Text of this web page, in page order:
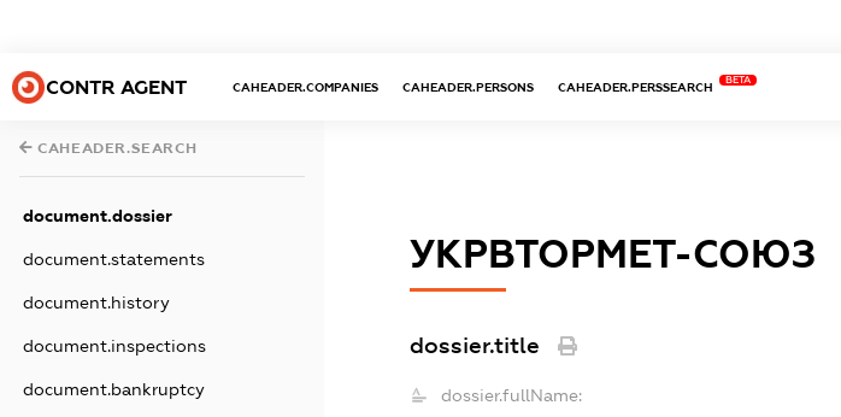
CONTR AGENT CAHEADER.COMPANIES CAHEADER.PERSONS CAHEADER.PERSSEARCH
BETA
CAHEADER.SEARCH
document.dossier
document.statements
document.history
document.inspections
document.bankruptcy
УКРВТОРМЕТ-СОЮЗ
dossier.title
dossier.fullName: